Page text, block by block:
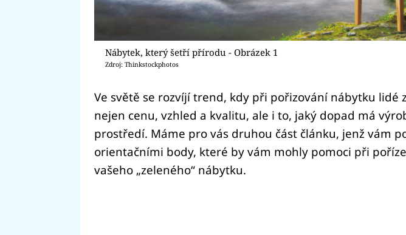
Nábytek, který šetří přírodu - Obrázek 1
Zdroj: Thinkstockphotos
Ve světě se rozvíjí trend, kdy při pořizování nábytku lidé
nejen cenu, vzhled a kvalitu, ale i to, jaký dopad má
prostředí. Máme pro vás druhou část článku, jenž vám
orientačními body, které by vám mohly pomoci při
vašeho „zeleného“ nábytku.